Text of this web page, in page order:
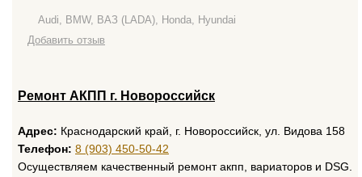
Audi, BMW, ВАЗ (LADA), Honda, Hyundai
Добавить отзыв
Ремонт АКПП г. Новороссийск
Адрес: Краснодарский край, г. Новороссийск, ул. Видова 158
Телефон: 8 (903) 450-50-42
Осуществляем качественный ремонт акпп, вариаторов и DSG.